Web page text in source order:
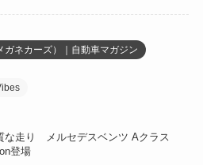
ネカーズ）｜自動車マガジン
な走り メルセデスベンツ Aクラス
登場